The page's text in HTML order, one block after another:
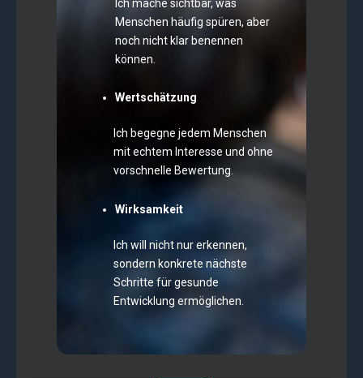
Ich mache sichtbar, was
Menschen häufig spüren, aber
noch nicht klar benennen
können.
Wertschätzung
Ich begegne jedem Menschen
mit echtem Interesse und ohne
vorschnelle Bewertung.
Wirksamkeit
Ich will nicht nur erkennen,
sondern konkrete nächste
Schritte für gesunde
Entwicklung ermöglichen.